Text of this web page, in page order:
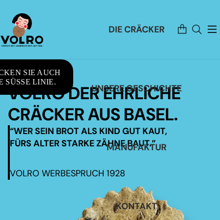
DIE CRÄCKER
UNSERE GESCHICHTE
MANUFAKTUR
KONTAKT
Artikel
im
Warenkorb
SIE AUCH
SÜSSE LINIE.
VOLRO DER EHRLICHE
CRÄCKER AUS BASEL.
“WER SEIN BROT ALS KIND GUT KAUT,
FÜRS ALTER STARKE ZÄHNE BAUT.”
VOLRO WERBESPRUCH 1928